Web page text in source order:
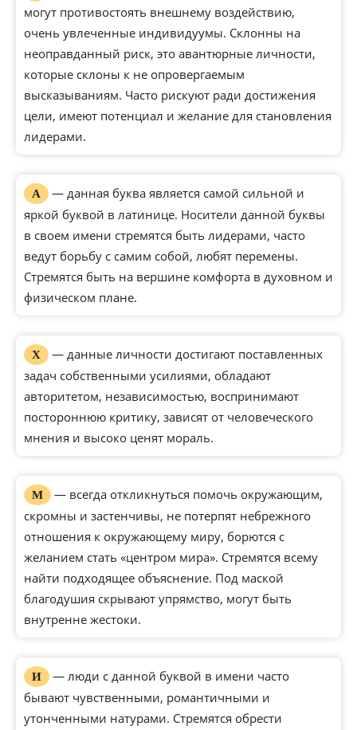
могут противостоять внешнему воздействию,
очень увлеченные индивидуумы. Склонны на
неоправданный риск, это авантюрные личности,
которые склоны к не опровергаемым
высказываниям. Часто рискуют ради достижения
цели, имеют потенциал и желание для становления
лидерами.
А
— данная буква является самой сильной и
яркой буквой в латинице. Носители данной буквы
в своем имени стремятся быть лидерами, часто
ведут борьбу с самим собой, любят перемены.
Стремятся быть на вершине комфорта в духовном и
физическом плане.
Х
— данные личности достигают поставленных
задач собственными усилиями, обладают
авторитетом, независимостью, воспринимают
постороннюю критику, зависят от человеческого
мнения и высоко ценят мораль.
М
— всегда откликнуться помочь окружающим,
скромны и застенчивы, не потерпят небрежного
отношения к окружающему миру, борются с
желанием стать «центром мира». Стремятся всему
найти подходящее объяснение. Под маской
благодушия скрывают упрямство, могут быть
внутренне жестоки.
И
— люди с данной буквой в имени часто
бывают чувственными, романтичными и
утонченными натурами. Стремятся обрести